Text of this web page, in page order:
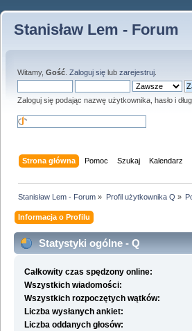
Stanisław Lem - Forum
Witamy, Gość Zaloguj się lub zarejestruj
Zaloguj się podając nazwę użytkownika, hasło i
Strona główna Pomoc Szukaj Kalendarz
Stanisław Lem - Forum » Profil użytkownika Q »
Informacja o Profilu
Statystyki ogólne - Q
Całkowity czas spędzony online:
Wszystkich wiadomości:
Wszystkich rozpoczętych wątków:
Liczba wysłanych ankiet:
Liczba oddanych głosów: